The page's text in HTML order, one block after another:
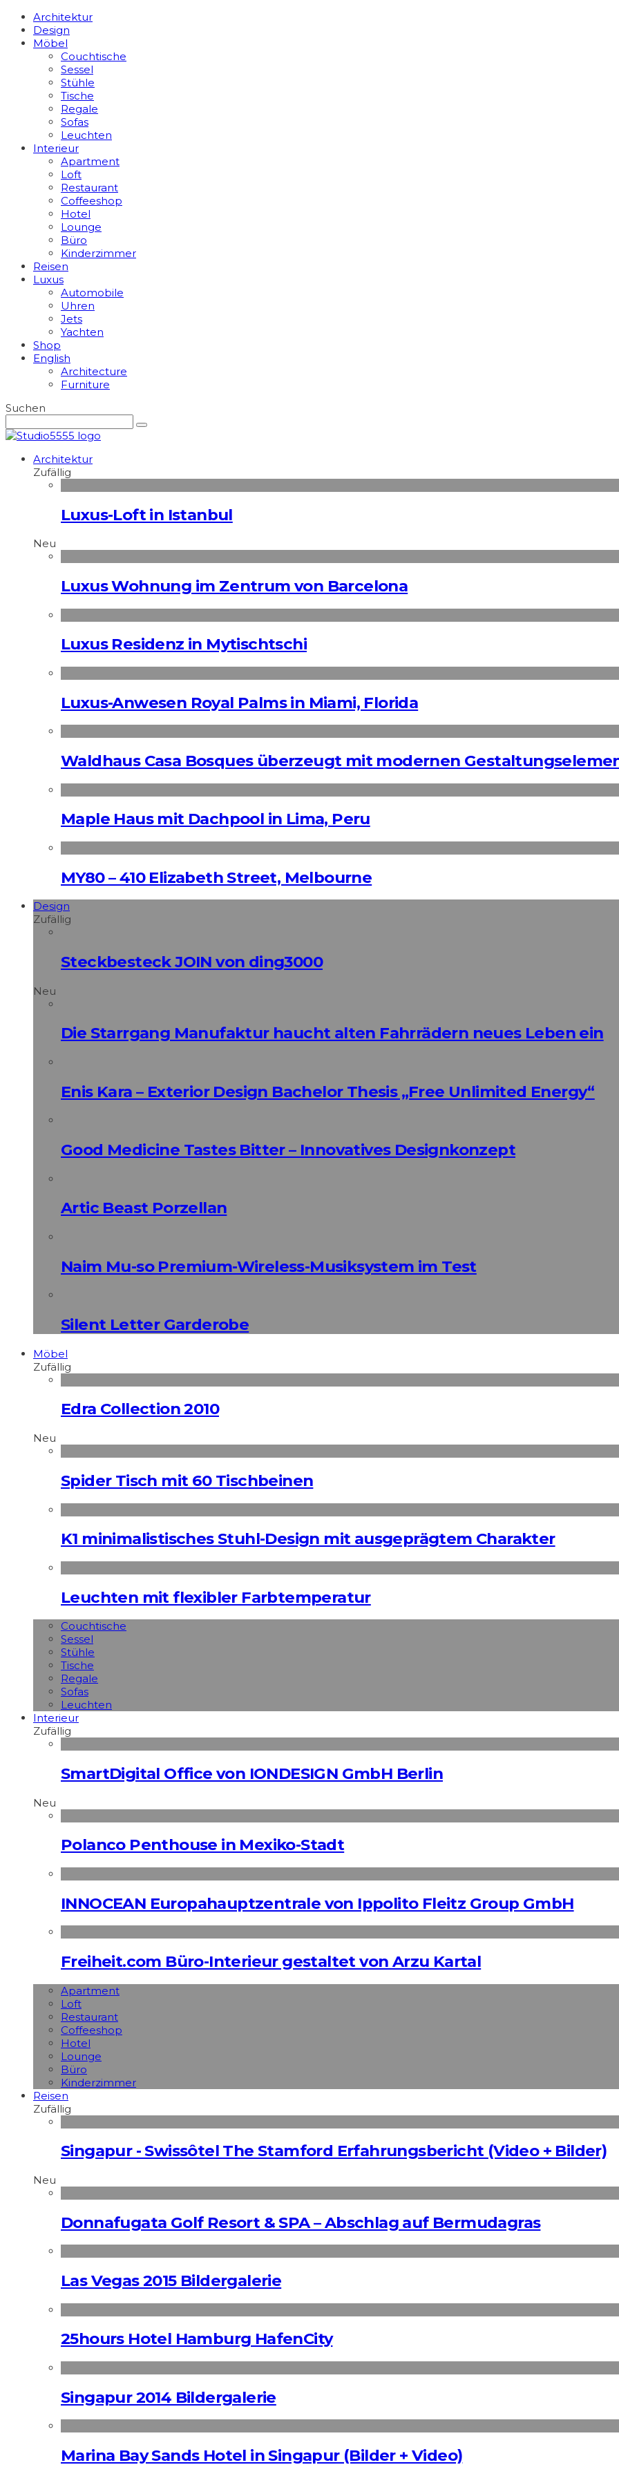
Architektur
Design
Möbel
Couchtische
Sessel
Stühle
Tische
Regale
Sofas
Leuchten
Interieur
Apart­ment
Loft
Restaurant
Coffeeshop
Hotel
Lounge
Büro
Kinderzimmer
Reisen
Luxus
Automobile
Uhren
Jets
Yachten
Shop
English
Architecture
Furniture
Suchen
Architektur
Zufällig
Luxus-Loft in Istanbul
Neu
Luxus Wohnung im Zentrum von Barcelona
Luxus Residenz in Mytischtschi
Luxus-Anwesen Royal Palms in Miami, Florida
Waldhaus Casa Bosques überzeugt mit modernen
Maple Haus mit Dachpool in Lima, Peru
MY80 – 410 Elizabeth Street, Melbourne
Design
Zufällig
Steckbesteck JOIN von ding3000
Neu
Die Starrgang Manufaktur haucht alten Fahrrädern neues Leben ein
Enis Kara – Exterior Design Bachelor Thesis „Free Unlimited Energy“
Good Medicine Tastes Bitter – Innovatives Designkonzept
Artic Beast Porzellan
Naim Mu-so Premium-Wireless-Musiksystem im Test
Silent Letter Garderobe
Möbel
Zufällig
Edra Collection 2010
Neu
Spider Tisch mit 60 Tischbeinen
K1 minimalistisches Stuhl-Design mit ausgeprägtem Charakter
Leuchten mit flexibler Farbtemperatur
Couchtische
Sessel
Stühle
Tische
Regale
Sofas
Leuchten
Interieur
Zufällig
SmartDigital Office von IONDESIGN GmbH Berlin
Neu
Polanco Penthouse in Mexiko-Stadt
INNOCEAN Europahauptzentrale von Ippolito Fleitz Group GmbH
Freiheit.com Büro-Interieur gestaltet von Arzu Kartal
Apart­ment
Loft
Restaurant
Coffeeshop
Hotel
Lounge
Büro
Kinderzimmer
Reisen
Zufällig
Singapur - Swissôtel The Stamford Erfahrungsbericht (Video + Bilder)
Neu
Donnafugata Golf Resort & SPA – Abschlag auf Bermudagras
Las Vegas 2015 Bildergalerie
25hours Hotel Hamburg HafenCity
Singapur 2014 Bildergalerie
Marina Bay Sands Hotel in Singapur (Bilder + Video)